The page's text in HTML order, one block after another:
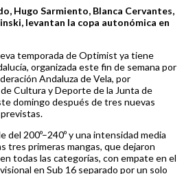
Hugo Sarmiento, Blanca Cervantes,
levantan la copa autonómica en
temporada de Optimist ya tiene
organizada este fin de semana por
Andaluza de Vela, por
Cultura y Deporte de la Junta de
domingo después de tres nuevas
del 200º–240º y una intensidad media
tres primeras mangas, que dejaron
todas las categorías, con empate en el
en Sub 16 separado por un solo